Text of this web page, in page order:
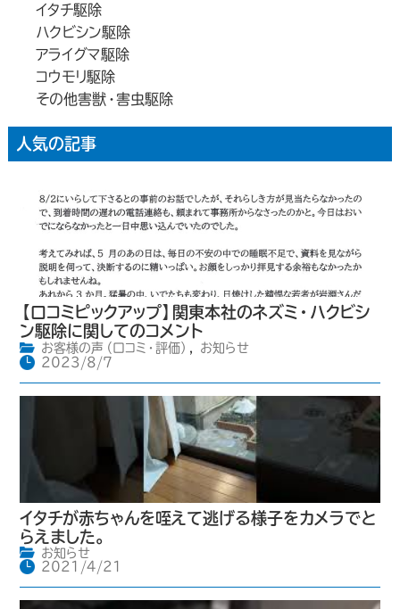
イタチ駆除
ハクビシン駆除
アライグマ駆除
コウモリ駆除
その他害獣・害虫駆除
人気の記事
【口コミピックアップ】関東本社のネズミ・ハクビシ
ン駆除に関してのコメント
お客様の声（口コミ・評価） ,
お知らせ
2023/8/7
イタチが赤ちゃんを咥えて逃げる様子をカメラでと
らえました。
お知らせ
2021/4/21